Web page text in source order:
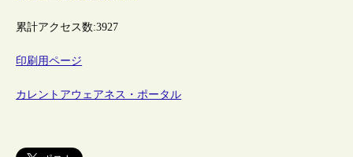
累計アクセス数:3927
印刷用ページ
カレントアウェアネス・ポータル